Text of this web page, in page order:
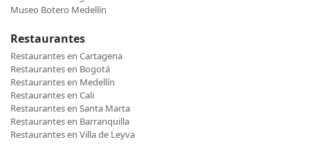
Museo Botero Medellín
Restaurantes
Restaurantes en Cartagena
Restaurantes en Bogotá
Restaurantes en Medellín
Restaurantes en Cali
Restaurantes en Santa Marta
Restaurantes en Barranquilla
Restaurantes en Villa de Leyva